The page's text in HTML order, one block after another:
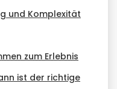
und Komplexität
zum Erlebnis
ist der richtige